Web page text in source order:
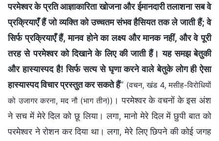
परमेश्वर के प्रति आज्ञाकारिता खोजना और ईमानदारी तलाशना सब वे
प्रक्रियाएँ हैं जो व्यक्ति को उच्चतम संभव हैसियत तक ले जाती हैं; वे
सिर्फ प्रक्रियाएँ हैं, मानव होने का लक्ष्य और मानक नहीं, और वे पूरी
तरह से परमेश्वर को दिखाने के लिए की जाती हैं। यह समझ बेतुकी
और हास्यास्पद है! सिर्फ सत्य से घृणा करने वाले बेतुके लोग ही ऐसा
हास्यास्पद विचार प्रस्तुत कर सकते हैं” (वचन, खंड 4, मसीह-विरोधियों
को उजागर करना, मद नौ (भाग तीन)) । परमेश्वर के वचनों के इस अंश
ने सच में मेरे दिल को छू लिया। लगा, मानो मेरे दिल में छुपी बात को
परमेश्वर ने रोशन कर दिया था। लगा, मेरे लिए छिपने की कोई जगह